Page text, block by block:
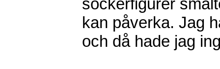
sockerfigurer
kan påverka. Jag
och då hade jag